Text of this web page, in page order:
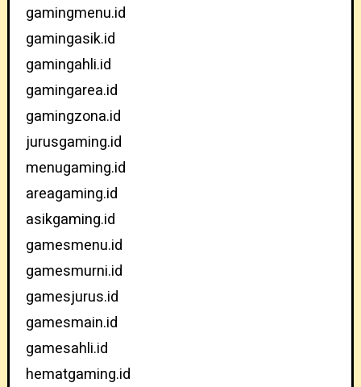
gamingmenu.id
gamingasik.id
gamingahli.id
gamingarea.id
gamingzona.id
jurusgaming.id
menugaming.id
areagaming.id
asikgaming.id
gamesmenu.id
gamesmurni.id
gamesjurus.id
gamesmain.id
gamesahli.id
hematgaming.id